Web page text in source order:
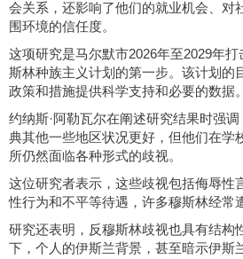
会关系，还影响了他们的就业机会、对
围环境的信任度。
这项研究是马尔默市2026年至2029年
斯林种族主义计划的第一步。该计划的
政策和措施提供科学支持和必要的数据。
约纳斯·阿勒瓦尔在阐述研究结果时强
典其他一些地区状况更好，但他们在学
所仍然面临各种形式的歧视。
这位研究者表示，这些歧视包括侮辱性
性行为和不平等待遇，许多穆斯林经常
研究还表明，反穆斯林歧视也具有结构
下，个人的伊斯兰背景，甚至暗示伊斯